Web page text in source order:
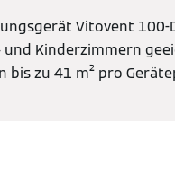
Vitovent 100-
Kinderzimmern
bis zu 41 m² pro